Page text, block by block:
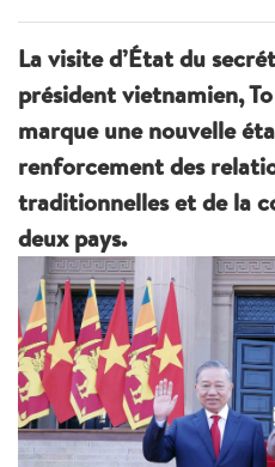
La visite d’État du
président vietnamien,
marque une nouvelle
renforcement des
traditionnelles et de la
deux pays.